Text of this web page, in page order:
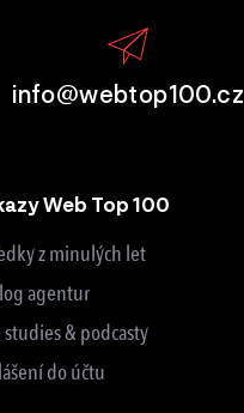
info@webtop100.cz
Web Top 100
z minulých let
agentur
studies & podcasty
do účtu